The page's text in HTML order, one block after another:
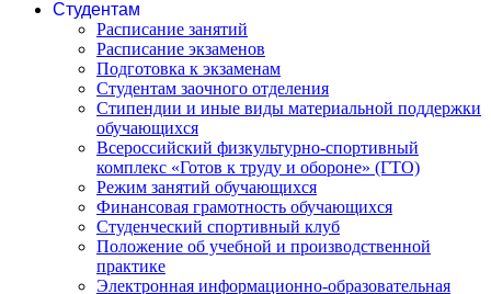
Студентам
Расписание занятий
Расписание экзаменов
Подготовка к экзаменам
Студентам заочного отделения
Стипендии и иные виды материальной поддержки
обучающихся
Всероссийский физкультурно-спортивный
комплекс «Готов к труду и обороне» (ГТО)
Режим занятий обучающихся
Финансовая грамотность обучающихся
Студенческий спортивный клуб
Положение об учебной и производственной
практике
Электронная информационно-образовательная